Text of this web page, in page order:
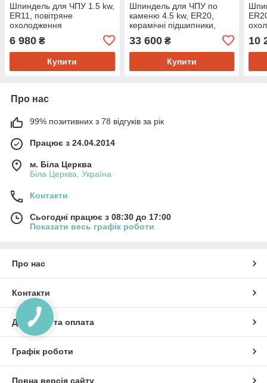
Шпиндель для ЧПУ 1.5 kw,
ER11, повітряне
охолодження
6 980 ₴
Купити
Шпиндель для ЧПУ по
каменю 4.5 kw, ER20,
керамічні підшипники,
піддувом підшипників
33 600₴
Купити
10
Про нас
99% позитивних з 78 відгуків за рік
Працює з 24.04.2014
м. Біла Церква
Біла Церква, Україна
Контакти
Сьогодні працює з 08:30 до 17:00
Показати весь графік роботи
Про нас
Контакти
Доставка та оплата
Графік роботи
Повна версія сайту